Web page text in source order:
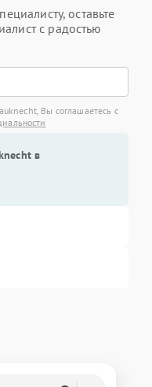
оставьте
с радостью
Вы соглашаетесь с
в